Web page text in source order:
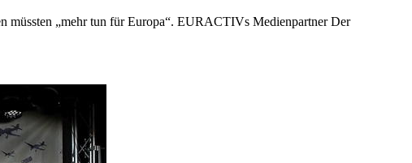
müssten „mehr tun für Europa“. EURACTIVs Medienpartner Der